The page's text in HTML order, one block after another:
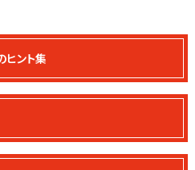
ヒント集